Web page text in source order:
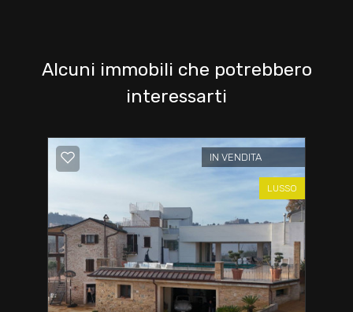
Alcuni immobili che potrebbero
interessarti
IN VENDITA
LUSSO